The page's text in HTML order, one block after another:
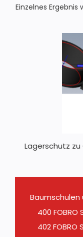
Einzelnes Ergebnis
Lagerschutz
Baumschulen
400 FOBRO
402 FOBRO